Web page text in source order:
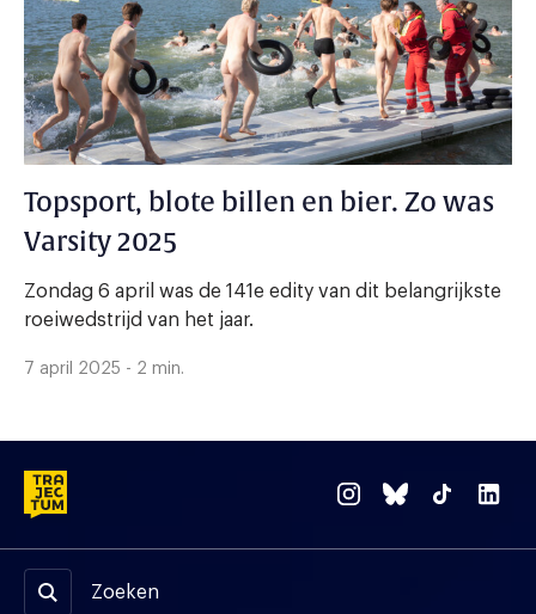
Topsport, blote billen en bier. Zo was
Varsity 2025
Zondag 6 april was de 141e edity van dit belangrijkste
roeiwedstrijd van het jaar.
7 april 2025 - 2 min.
Zoeken